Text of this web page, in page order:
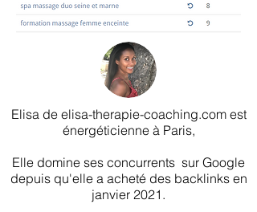
Elisa de elisa-therapie-coaching.com est
énergéticienne à Paris,
Elle domine ses concurrents sur Google
depuis qu'elle a acheté des backlinks en
janvier 2021.